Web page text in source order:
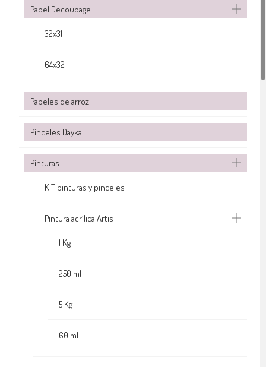
Papel Decoupage
32x31
64x32
Papeles de arroz
Pinceles Dayka
Pinturas
KIT pinturas y pinceles
Pintura acrílica Artis
1 Kg
250 ml
5 Kg
60 ml